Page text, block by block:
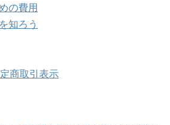
の費用
知ろう
商取引表示